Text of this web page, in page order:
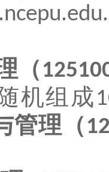
（
机组成
管理（